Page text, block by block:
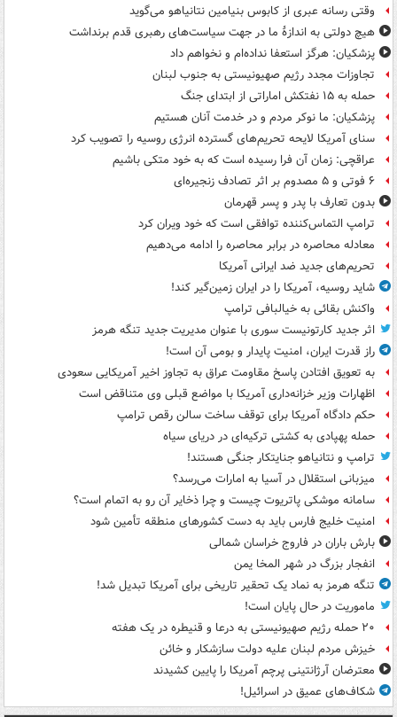
وقتی رسانه عبری از کابوس بنیامین نتانیاهو می‌گوید
هیچ دولتی به اندازۀ ما در جهت سیاست‌های رهبری قدم برنداشت
پزشکیان: هرگز استعفا نداده‌ام و نخواهم داد
تجاوزات مجدد رژیم صهیونیستی به جنوب لبنان
حمله به ۱۵ نفتکش‌ اماراتی از ابتدای جنگ
پزشکیان: ما نوکر مردم و در خدمت آنان هستیم
سنای آمریکا لایحه تحریم‌های گسترده انرژی روسیه را تصویب کرد
عراقچی: زمان آن فرا رسیده است که به خود متکی باشیم
۶ فوتی و ۵ مصدوم بر اثر تصادف زنجیره‌ای
بدون تعارف با پدر و پسر قهرمان
ترامپ التماس‌کننده توافقی است که خود ویران کرد
معادله محاصره در برابر محاصره را ادامه می‌دهیم
تحریم‌های جدید ضد ایرانی آمریکا
شاید روسیه، آمریکا را در ایران زمین‌گیر کند!
واکنش بقائی به خیالبافی ترامپ
اثر جدید کارتونیست سوری با عنوان مدیریت جدید تنگه هرمز
راز قدرت ایران، امنیت پایدار و بومی آن است!
به تعویق افتادن پاسخ مقاومت عراق به تجاوز اخیر آمریکایی سعودی
اظهارات وزیر خزانه‌داری آمریکا با مواضع قبلی وی متناقض است
حکم دادگاه آمریکا برای توقف ساخت سالن رقص ترامپ
حمله پهپادی به کشتی ترکیه‌ای در دریای سیاه
ترامپ و نتانیاهو جنایتکار جنگی هستند!
میزبانی استقلال در آسیا به امارات می‌رسد؟
سامانه موشکی پاتریوت چیست و چرا ذخایر آن رو به اتمام است؟
امنیت خلیج فارس باید به دست کشورهای منطقه تأمین شود
بارش باران در فاروج خراسان شمالی
انفجار بزرگ در شهر المخا یمن
تنگه هرمز به نماد یک تحقیر تاریخی برای آمریکا تبدیل شد!
ماموریت در حال پایان است!
۲۰ حمله رژیم صهیونیستی به درعا و قنیطره در یک هفته
خیزش مردم لبنان علیه دولت سازشکار و خائن
معترضان آرژانتینی پرچم آمریکا را پایین کشیدند
شکاف‌های عمیق در اسرائیل!